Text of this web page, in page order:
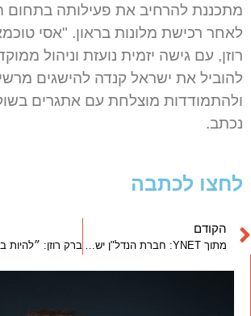
מתכננת להרחיב את פעילותה בתחום
לאחר רכישת מלונות בראון. "אסי
רוזן, עם גישה יזמית נועזת וניהול
להוביל את ישראל קנדה להישגים
ולהתמודדות מוצלחת עם אתגרים
נכתב.
לחצו לכתבה
הקודם
מתוך YNET: חברת הנדל"ן ישראל קנדה וחברת הסייבר צ'ק פוינט חברו יחד לפרויקט בת"א בעלות של 818 מיליון ש"ח